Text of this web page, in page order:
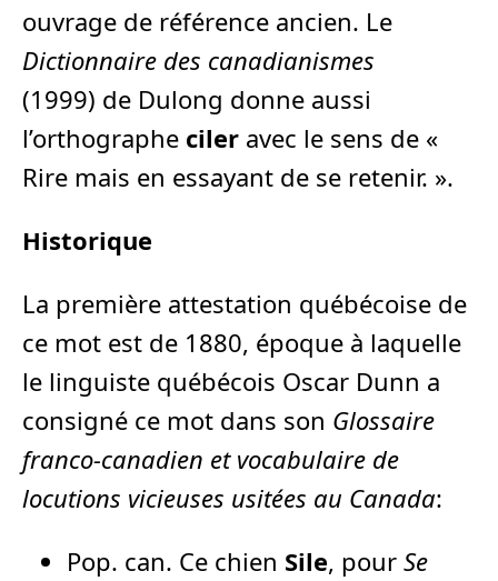
ouvrage de référence ancien. Le
Dictionnaire des canadianismes
(1999) de Dulong donne aussi
l’orthographe ciler avec le sens de «
Rire mais en essayant de se retenir. ».
Historique
La première attestation québécoise de
ce mot est de 1880, époque à laquelle
le linguiste québécois Oscar Dunn a
consigné ce mot dans son Glossaire
franco-canadien et vocabulaire de
locutions vicieuses usitées au Canada:
Pop. can. Ce chien Sile, pour Se